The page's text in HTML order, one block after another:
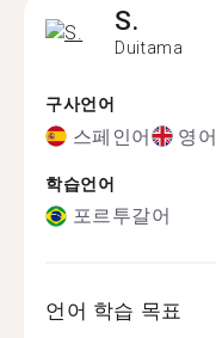
S.
Duitama
구사언어
스페인어 영어
학습언어
포르투갈어
언어 학습 목표